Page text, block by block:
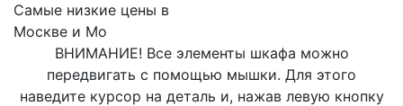
Самые низкие цены в
Москве и Мо
ВНИМАНИЕ! Все элементы шкафа можно
передвигать с помощью мышки. Для этого
наведите курсор на деталь и, нажав левую кнопку